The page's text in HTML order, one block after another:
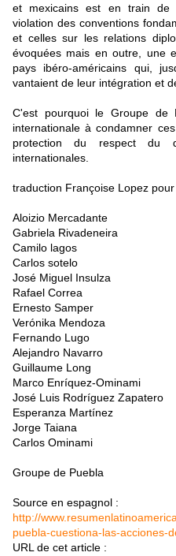
et mexicains est en train de
violation des conventions
et celles sur les relations
évoquées mais en outre, une
pays ibéro-américains qui,
vantaient de leur intégration et
C'est pourquoi le Groupe de
internationale à condamner
protection du respect du
internationales.
traduction Françoise Lopez
Aloizio Mercadante
Gabriela Rivadeneira
Camilo lagos
Carlos sotelo
José Miguel Insulza
Rafael Correa
Ernesto Samper
Verónika Mendoza
Fernando Lugo
Alejandro Navarro
Guillaume Long
Marco Enríquez-Ominami
José Luis Rodríguez Zapatero
Esperanza Martínez
Jorge Taiana
Carlos Ominami
Groupe de Puebla
Source en espagnol :
http://
puebla-cuestiona-las-acciones-
URL de cet article :